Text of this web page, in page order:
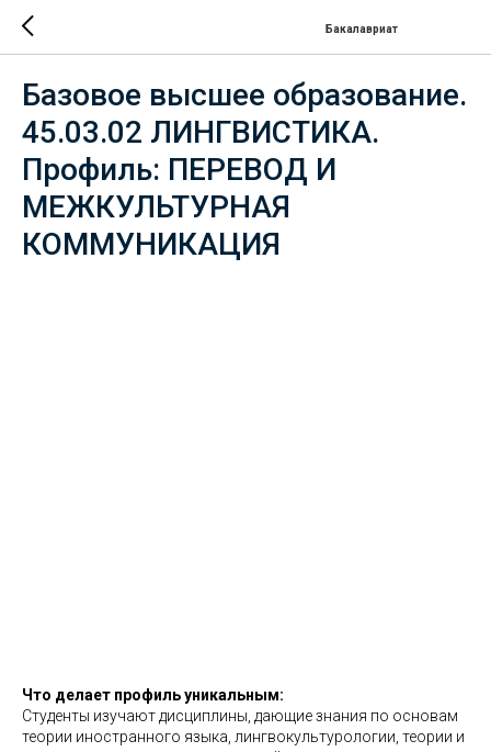
Бакалавриат
Базовое высшее образование.
45.03.02 ЛИНГВИСТИКА.
Профиль: ПЕРЕВОД И
МЕЖКУЛЬТУРНАЯ
КОММУНИКАЦИЯ
Что делает профиль уникальным:
Студенты изучают дисциплины, дающие знания по основам
теории иностранного языка, лингвокультурологии, теории и